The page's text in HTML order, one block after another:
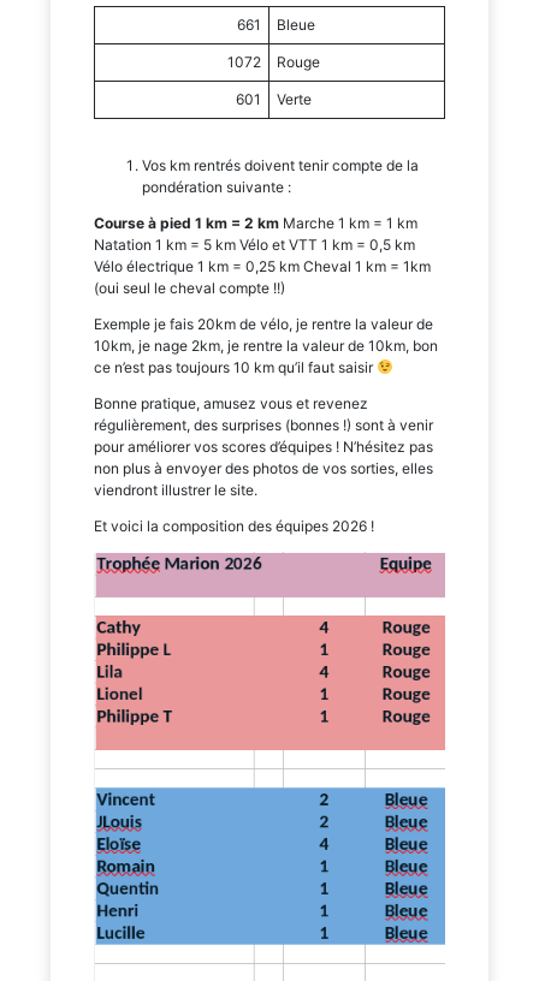
661 Bleue
1072 Rouge
601 Verte
Vos km rentrés doivent tenir compte de la
pondération suivante :
Course à pied 1 km = 2 km Marche 1 km = 1 km
Natation 1 km = 5 km Vélo et VTT 1 km = 0,5 km
Vélo électrique 1 km = 0,25 km Cheval 1 km = 1km
(oui seul le cheval compte !!)
Exemple je fais 20km de vélo, je rentre la valeur de
10km, je nage 2km, je rentre la valeur de 10km, bon
ce n’est pas toujours 10 km qu’il faut saisir
Bonne pratique, amusez vous et revenez
régulièrement, des surprises (bonnes !) sont à venir
pour améliorer vos scores d’équipes ! N’hésitez pas
non plus à envoyer des photos de vos sorties, elles
viendront illustrer le site.
Et voici la composition des équipes 2026 !